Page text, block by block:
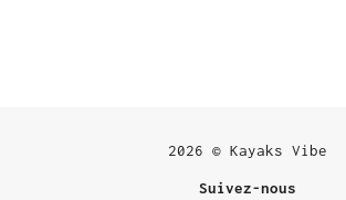
2026 © Kayaks Vibe
Suivez-nous